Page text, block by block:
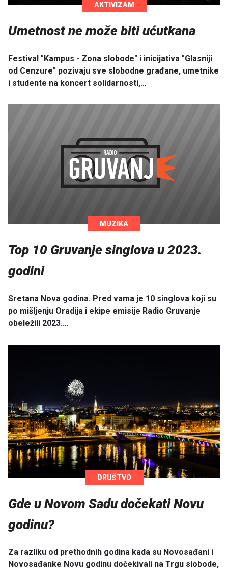
AKTIVIZAM
Umetnost ne može biti ućutkana
Festival "Kampus - Zona slobode" i inicijativa "Glasniji
od Cenzure" pozivaju sve slobodne građane, umetnike
i studente na koncert solidarnosti,…
MUZIKA
Top 10 Gruvanje singlova u 2023.
godini
Sretana Nova godina. Pred vama je 10 singlova koji su
po mišljenju Oradija i ekipe emisije Radio Gruvanje
obeležili 2023.…
DRUŠTVO
Gde u Novom Sadu dočekati Novu
godinu?
Za razliku od prethodnih godina kada su Novosađani i
Novosađanke Novu godinu dočekivali na Trgu slobode,